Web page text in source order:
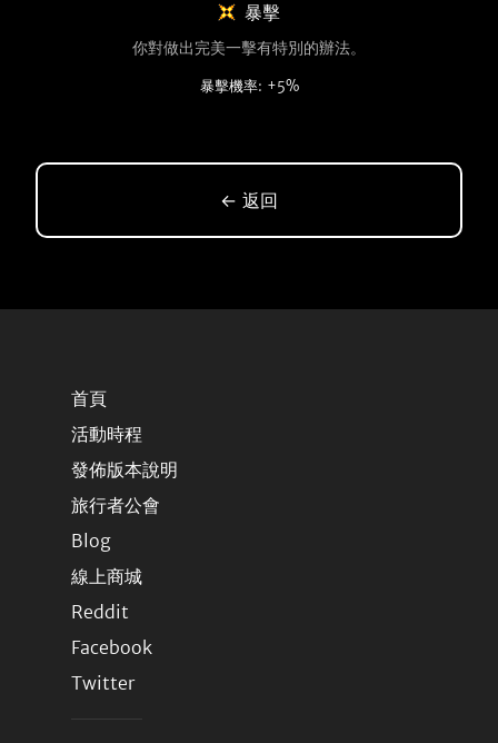
暴擊
你對做出完美一擊有特別的辦法。
暴擊機率: +5%
← 返回
首頁
活動時程
發佈版本說明
旅行者公會
Blog
線上商城
Reddit
Facebook
Twitter